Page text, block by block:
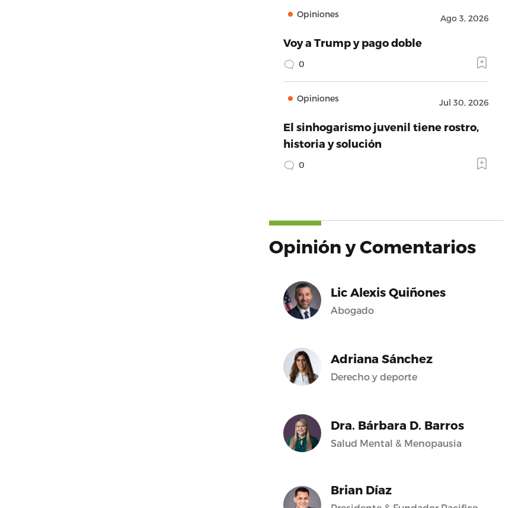
Opiniones Ago 3, 2026
Voy a Trump y pago doble
0
Opiniones Jul 30, 2026
El sinhogarismo juvenil tiene rostro,
historia y solución
0
Opinión y Comentarios
Lic Alexis Quiñones
Abogado
Adriana Sánchez
Derecho y deporte
Dra. Bárbara D. Barros
Salud Mental & Menopausia
Brian Díaz